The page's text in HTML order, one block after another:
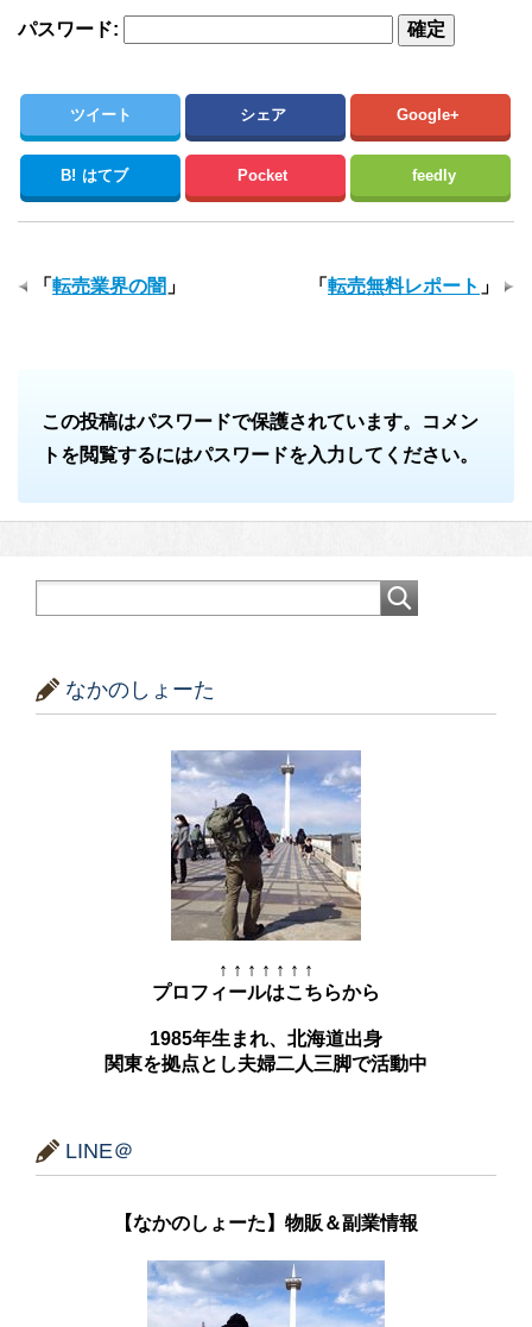
パスワード:
ツイート シェア Google+
B! はてブ Pocket feedly
「 転売無料レポート 」
「 転売業界の闇 」
この投稿はパスワードで保護されています。コメン
トを閲覧するにはパスワードを入力してください。
なかのしょーた
↑ ↑ ↑ ↑ ↑ ↑ ↑
プロフィールはこちらから
1985年生まれ、北海道出身
関東を拠点とし夫婦二人三脚で活動中
LINE＠
【なかのしょーた】物販＆副業情報